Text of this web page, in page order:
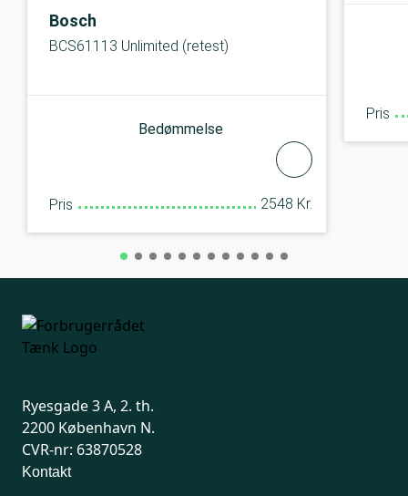
Bosch
BCS61113 Unlimited (retest)
Bedømmelse
Pris 2548 Kr.
Pris
Ryesgade 3 A, 2. th.
2200 København N.
CVR-nr: 63870528
Kontakt